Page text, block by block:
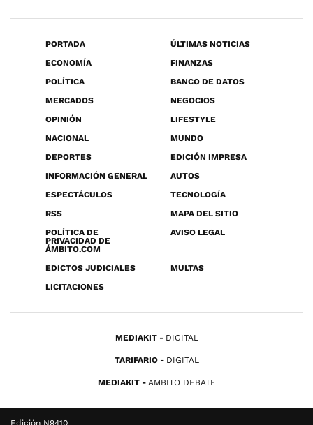
PORTADA
ÚLTIMAS NOTICIAS
ECONOMÍA
FINANZAS
POLÍTICA
BANCO DE DATOS
MERCADOS
NEGOCIOS
OPINIÓN
LIFESTYLE
NACIONAL
MUNDO
DEPORTES
EDICIÓN IMPRESA
INFORMACIÓN GENERAL
AUTOS
ESPECTÁCULOS
TECNOLOGÍA
RSS
MAPA DEL SITIO
POLÍTICA DE
PRIVACIDAD DE
ÁMBITO.COM
AVISO LEGAL
EDICTOS JUDICIALES
MULTAS
LICITACIONES
MEDIAKIT DIGITAL
TARIFARIO DIGITAL
MEDIAKIT AMBITO DEBATE
Edición N9410